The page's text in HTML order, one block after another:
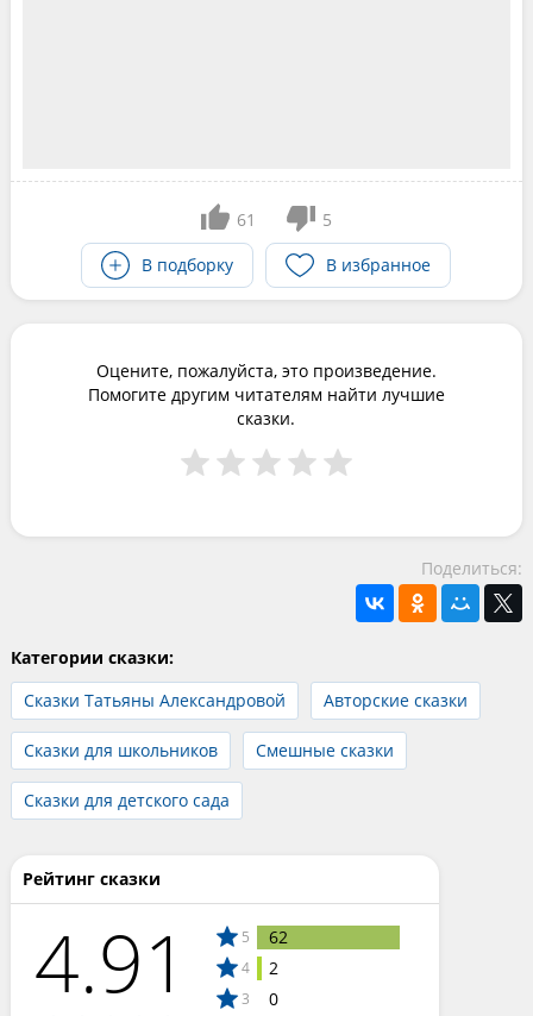
61
5
В подборку
В избранное
Оцените, пожалуйста, это произведение.
Помогите другим читателям найти лучшие
сказки.
Поделиться:
Категории сказки:
Сказки Татьяны Александровой
Авторские сказки
Сказки для школьников Смешные сказки
Сказки для детского сада
Рейтинг сказки
4.91 5 62
4 2
3 0